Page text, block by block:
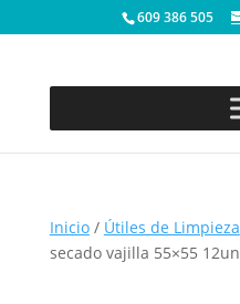
609 386 505
Inicio/ Útiles de Limpieza
secado vajilla 55×55 12un